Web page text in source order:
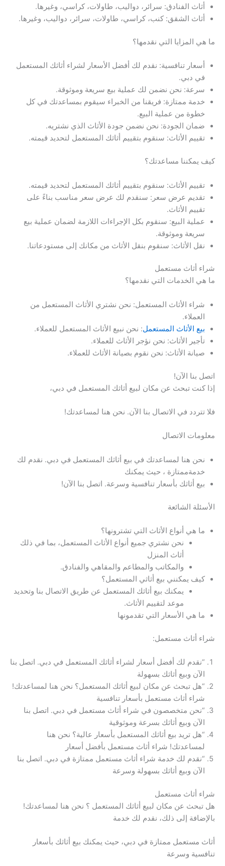
أثاث الفنادق: سرائر، دواليب، طاولات، كراسي، وغيرها.
أثاث الشقق: كنب، كراسي، طاولات، سرائر، دواليب، وغيرها.
ما هي المزايا التي نقدمها؟
أسعار تنافسية: نقدم لك أفضل الأسعار لشراء أثاثك المستعمل
في دبي.
سرعة: نحن نضمن لك عملية بيع سريعة وموثوقة.
خدمة ممتازة: فريقنا من الخبراء سيقوم بمساعدتك في كل
خطوة من عملية البيع.
ضمان الجودة: نحن نضمن جودة الأثاث الذي نشتريه.
تقييم الأثاث: سنقوم بتقييم أثاثك المستعمل لتحديد قيمته.
كيف يمكننا مساعدتك؟
تقييم الأثاث: سنقوم بتقييم أثاثك المستعمل لتحديد قيمته.
تقديم عرض سعر: سنقدم لك عرض سعر مناسب بناءً على
تقييم الأثاث.
عملية البيع: سنقوم بكل الإجراءات اللازمة لضمان عملية بيع
سريعة وموثوقة.
نقل الأثاث: سنقوم بنقل الأثاث من مكانك إلى مستودعاتنا.
شراء أثاث مستعمل
ما هي الخدمات التي نقدمها؟
شراء الأثاث المستعمل: نحن نشتري الأثاث المستعمل من
العملاء.
بيع الأثاث المستعمل: نحن نبيع الأثاث المستعمل للعملاء.
تأجير الأثاث: نحن نؤجر الأثاث للعملاء.
صيانة الأثاث: نحن نقوم بصيانة الأثاث للعملاء.
اتصل بنا الآن!
إذا كنت تبحث عن مكان لبيع أثاثك المستعمل في دبي،
فلا تتردد في الاتصال بنا الآن. نحن هنا لمساعدتك!
معلومات الاتصال
نحن هنا لمساعدتك في بيع أثاثك المستعمل في دبي. نقدم لك
خدمةممتازة ، حيث يمكنك
بيع أثاثك بأسعار تنافسية وسرعة. اتصل بنا الآن!
الأسئلة الشائعة
ما هي أنواع الأثاث التي تشترونها؟
نحن نشتري جميع أنواع الأثاث المستعمل، بما في ذلك
أثاث المنزل
والمكاتب والمطاعم والمقاهي والفنادق.
كيف يمكنني بيع أثاثي المستعمل؟
يمكنك بيع أثاثك المستعمل عن طريق الاتصال بنا وتحديد
موعد لتقييم الأثاث.
ما هي الأسعار التي تقدمونها
شراء أثاث مستعمل:
“نقدم لك أفضل أسعار لشراء أثاثك المستعمل في دبي. اتصل بنا
الآن وبيع أثاثك بسهولة
“هل تبحث عن مكان لبيع أثاثك المستعمل؟ نحن هنا لمساعدتك!
شراء أثاث مستعمل بأسعار تنافسية
“نحن متخصصون في شراء أثاث مستعمل في دبي. اتصل بنا
الآن وبيع أثاثك بسرعة وموثوقية
“هل تريد بيع أثاثك المستعمل بأسعار عالية؟ نحن هنا
لمساعدتك! شراء أثاث مستعمل بأفضل أسعار
“نقدم لك خدمة شراء أثاث مستعمل ممتازة في دبي. اتصل بنا
الآن وبيع أثاثك بسهولة وسرعة
شراء أثاث مستعمل
هل تبحث عن مكان لبيع أثاثك المستعمل ؟ نحن هنا لمساعدتك!
بالإضافة إلى ذلك، نقدم لك خدمة
أثاث مستعمل ممتازة في دبي، حيث يمكنك بيع أثاثك بأسعار
تنافسية وسرعة